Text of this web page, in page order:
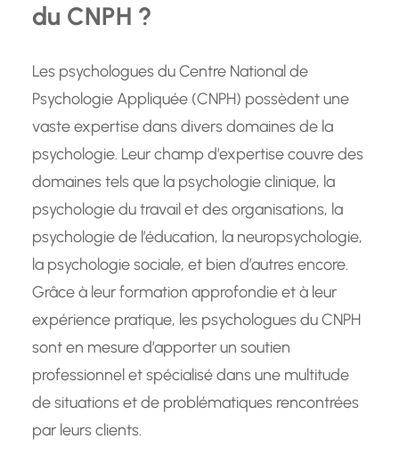
du CNPH ?
Les psychologues du Centre National de
Psychologie Appliquée (CNPH) possèdent une
vaste expertise dans divers domaines de la
psychologie. Leur champ d’expertise couvre des
domaines tels que la psychologie clinique, la
psychologie du travail et des organisations, la
psychologie de l’éducation, la neuropsychologie,
la psychologie sociale, et bien d’autres encore.
Grâce à leur formation approfondie et à leur
expérience pratique, les psychologues du CNPH
sont en mesure d’apporter un soutien
professionnel et spécialisé dans une multitude
de situations et de problématiques rencontrées
par leurs clients.